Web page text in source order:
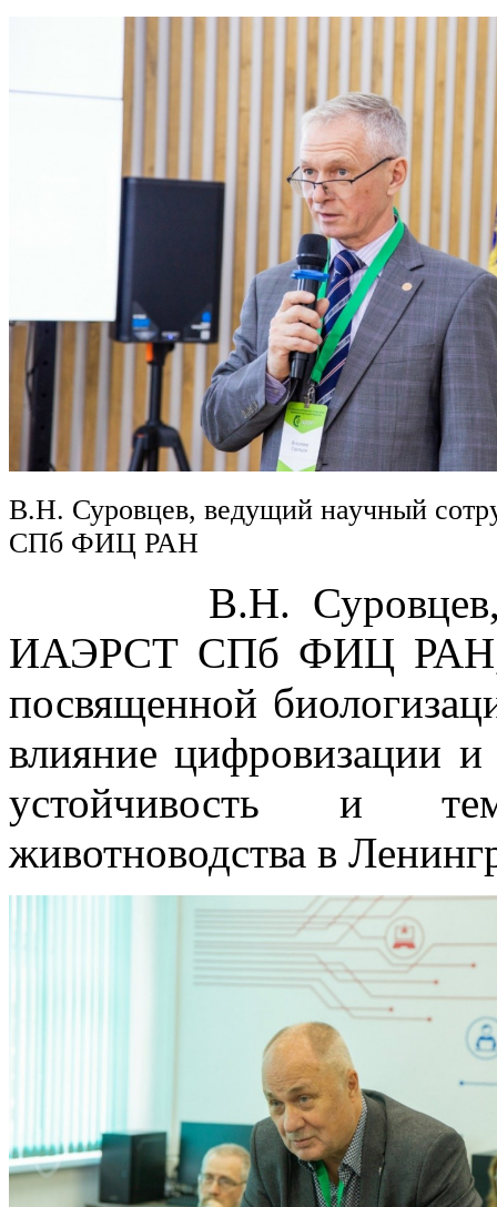
В.Н. Суровцев, ведущий научный
СПб ФИЦ РАН
В.Н. Суровцев,
ИАЭРСТ СПб ФИЦ РАН,
посвященной
влияние цифровизации и
устойчивость и
животноводства в